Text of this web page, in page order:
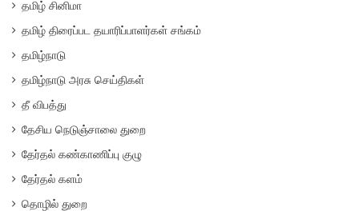
தமிழ் சினிமா
தமிழ் திரைப்பட தயாரிப்பாளர்கள் சங்கம்
தமிழ்நாடு
தமிழ்நாடு அரசு செய்திகள்
தீ விபத்து
தேசிய நெடுஞ்சாலை துறை
தேர்தல் கண்காணிப்பு குழு
தேர்தல் களம்
தொழில் துறை